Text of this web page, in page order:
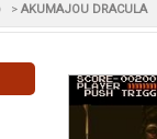
> AKUMAJOU DRACULA